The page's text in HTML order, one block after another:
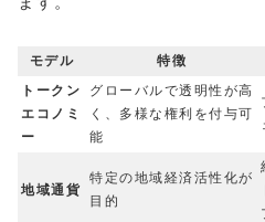
モデル 特徴
トークン
エコノミ
ー
グローバルで透明性が高
く、多様な権利を付与可
能
地域通貨
特定の地域経済活性化が
目的